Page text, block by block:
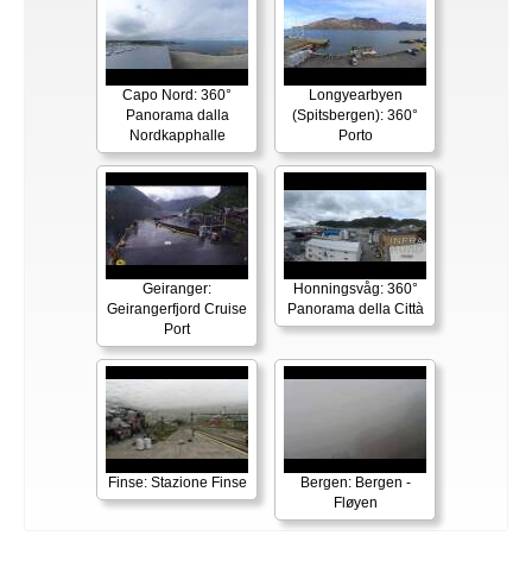
Capo Nord: 360°
Panorama dalla
Nordkapphalle
Longyearbyen
(Spitsbergen): 360°
Porto
Geiranger:
Geirangerfjord Cruise
Port
Honningsvåg: 360°
Panorama della Città
Finse: Stazione Finse
Bergen: Bergen -
Fløyen